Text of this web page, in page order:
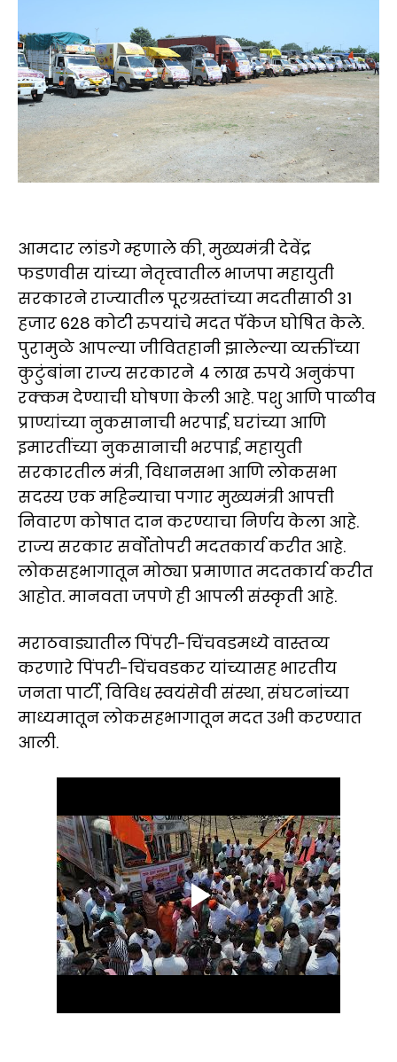
आमदार लांडगे म्हणाले की, मुख्यमंत्री देवेंद्र
फडणवीस यांच्या नेतृत्त्वातील भाजपा महायुती
सरकारने राज्यातील पूरग्रस्तांच्या मदतीसाठी 31
हजार 628 कोटी रुपयांचे मदत पॅकेज घोषित केले.
पुरामुळे आपल्या जीवितहानी झालेल्या व्यक्तींच्या
कुटुंबांना राज्य सरकारने 4 लाख रुपये अनुकंपा
रक्कम देण्याची घोषणा केली आहे. पशु आणि पाळीव
प्राण्यांच्या नुकसानाची भरपाई, घरांच्या आणि
इमारतींच्या नुकसानाची भरपाई, महायुती
सरकारतील मंत्री, विधानसभा आणि लोकसभा
सदस्य एक महिन्याचा पगार मुख्यमंत्री आपत्ती
निवारण कोषात दान करण्याचा निर्णय केला आहे.
राज्य सरकार सर्वोतोपरी मदतकार्य करीत आहे.
लोकसहभागातून मोठ्या प्रमाणात मदतकार्य करीत
आहोत. मानवता जपणे ही आपली संस्कृती आहे.
मराठवाड्यातील पिंपरी-चिंचवडमध्ये वास्तव्य
करणारे पिंपरी-चिंचवडकर यांच्यासह भारतीय
जनता पार्टी, विविध स्वयंसेवी संस्था, संघटनांच्या
माध्यमातून लोकसहभागातून मदत उभी करण्यात
आली.